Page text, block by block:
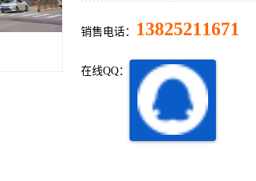
销售电话： 13825211671
在线QQ：